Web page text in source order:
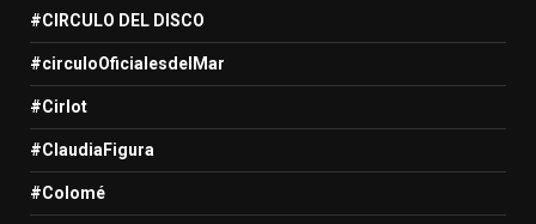
#CIRCULO DEL DISCO
#circuloOficialesdelMar
#Cirlot
#ClaudiaFigura
#Colomé